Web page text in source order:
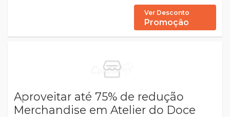
Ver Desconto
Promoção
Aproveitar até 75% de redução
Merchandise em Atelier do Doce